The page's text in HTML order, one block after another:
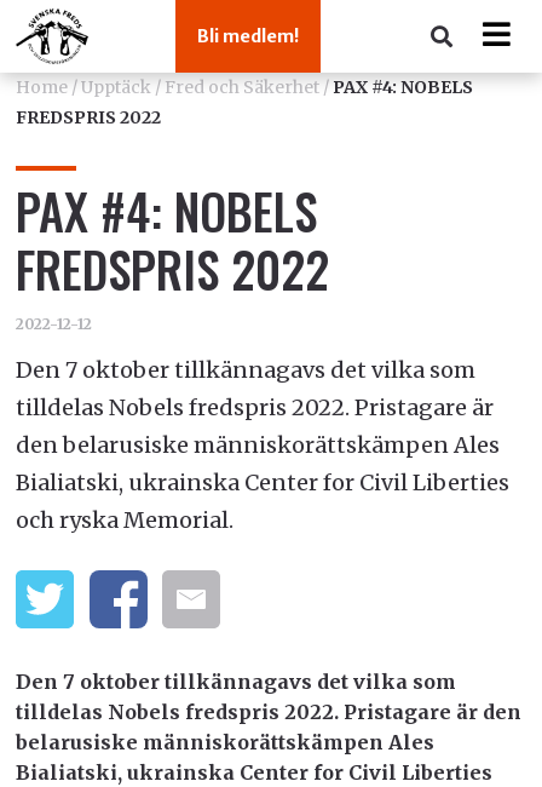
Bli medlem!
Home/Upptäck/Fred och Säkerhet/ PAX #4: NOBELS
FREDSPRIS 2022
PAX #4: NOBELS
FREDSPRIS 2022
2022-12-12
Den 7 oktober tillkännagavs det vilka som
tilldelas Nobels fredspris 2022. Pristagare är
den belarusiske människorättskämpen Ales
Bialiatski, ukrainska Center for Civil Liberties
och ryska Memorial.
Den 7 oktober tillkännagavs det vilka som
tilldelas Nobels fredspris 2022. Pristagare är den
belarusiske människorättskämpen Ales
Bialiatski, ukrainska Center for Civil Liberties